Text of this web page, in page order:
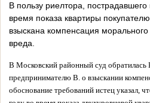
В пользу риелтора, пострадавшего
время показа квартиры покупателю,
взыскана компенсация морального
вреда.
В Московский районный суд обратилась
предпринимателю В. о взыскании
обоснование требований истец указал,